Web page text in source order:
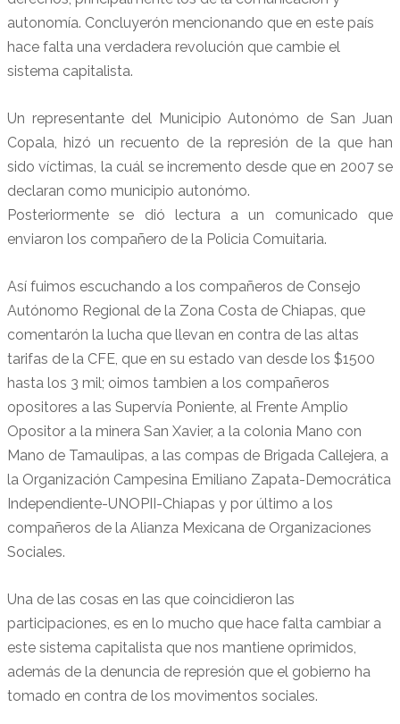
autonomía. Concluyerón mencionando que en este país
hace falta una verdadera revolución que cambie el
sistema capitalista.
Un representante del Municipio Autonómo de San Juan
Copala, hizó un recuento de la represión de la que han
sido víctimas, la cuál se incremento desde que en 2007 se
declaran como municipio autonómo.
Posteriormente se dió lectura a un comunicado que
enviaron los compañero de la Policia Comuitaria.
Así fuimos escuchando a los compañeros de Consejo
Autónomo Regional de la Zona Costa de Chiapas, que
comentarón la lucha que llevan en contra de las altas
tarifas de la CFE, que en su estado van desde los $1500
hasta los 3 mil; oimos tambien a los compañeros
opositores a las Supervía Poniente, al Frente Amplio
Opositor a la minera San Xavier, a la colonia Mano con
Mano de Tamaulipas, a las compas de Brigada Callejera, a
la Organización Campesina Emiliano Zapata-Democrática
Independiente-UNOPII-Chiapas y por último a los
compañeros de la Alianza Mexicana de Organizaciones
Sociales.
Una de las cosas en las que coincidieron las
participaciones, es en lo mucho que hace falta cambiar a
este sistema capitalista que nos mantiene oprimidos,
además de la denuncia de represión que el gobierno ha
tomado en contra de los movimentos sociales.